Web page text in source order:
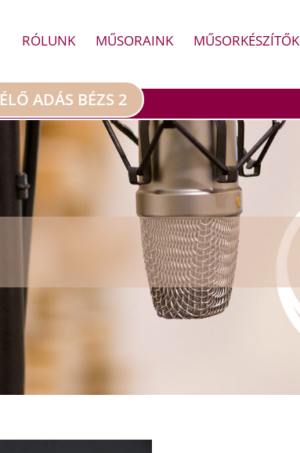
RÓLUNK MŰSORAINK MŰSORKÉSZÍTŐK
ÉLŐ ADÁS BÉZS 2